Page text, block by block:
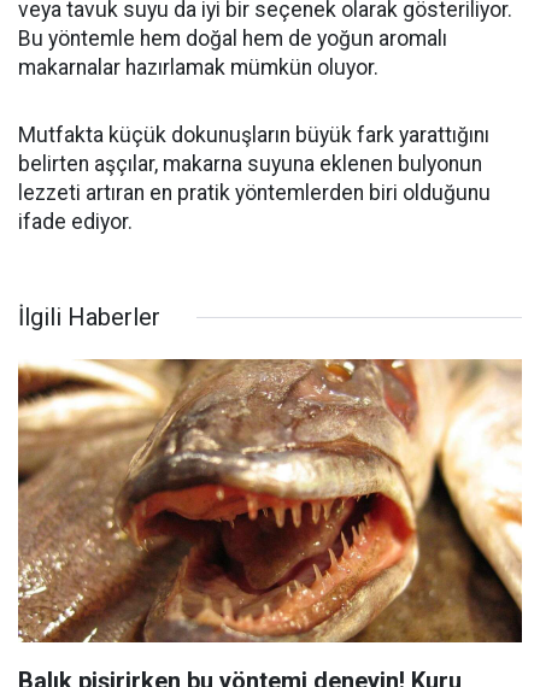
veya tavuk suyu da iyi bir seçenek olarak gösteriliyor.
Bu yöntemle hem doğal hem de yoğun aromalı
makarnalar hazırlamak mümkün oluyor.
Mutfakta küçük dokunuşların büyük fark yarattığını
belirten aşçılar, makarna suyuna eklenen bulyonun
lezzeti artıran en pratik yöntemlerden biri olduğunu
ifade ediyor.
İlgili Haberler